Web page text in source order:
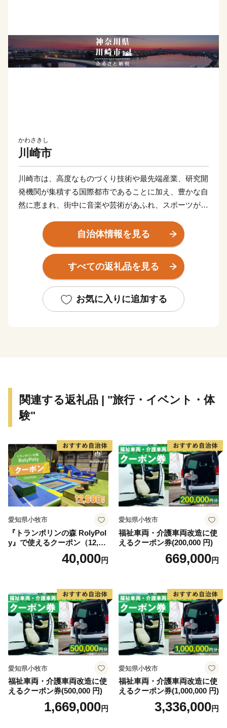
かわさきし
川崎市
川崎市は、高度なものづくり技術や最先端産業、研究開
発機関が集積する国際都市であることに加え、豊かな自
然に恵まれ、街中に音楽や芸術があふれ、スポーツが盛
が笑顔になれる「最幸のまち かわさき」を目指し、さ
まざまな取組を進めています。
このような本市を「ぜひ応援したい！」と思ってくださ
の想いを「ふるさと納税」にのせ、本市を応援いただけ
ればと存じます。
皆さまの想いを、福祉や芸術・文化、環境をはじめさま
いりますので、応援をよろしくお願いいたします。
※本市では、いかなる理由があっても、お申込後の寄附
の取り下げ（キャンセル）及び寄附金の返金は致しかね
ますので御注意ください。
自治体情報を見る
すべての返礼品を見る
お気に入りに追加する
関連する返礼品 | "旅行・イベント・体
験"
愛知県小牧市
『トランポリンの森 RolyPol
y』で使えるクーポン（12,00
40,000円
愛知県小牧市
福祉車両・介護車両改造に使
えるクーポン券(200,000 円)
669,000円
愛知県小牧市
福祉車両・介護車両改造に使
えるクーポン券(500,000 円)
1,669,000円
愛知県小牧市
福祉車両・介護車両改造に使
えるクーポン券(1,000,000 円)
3,336,000円